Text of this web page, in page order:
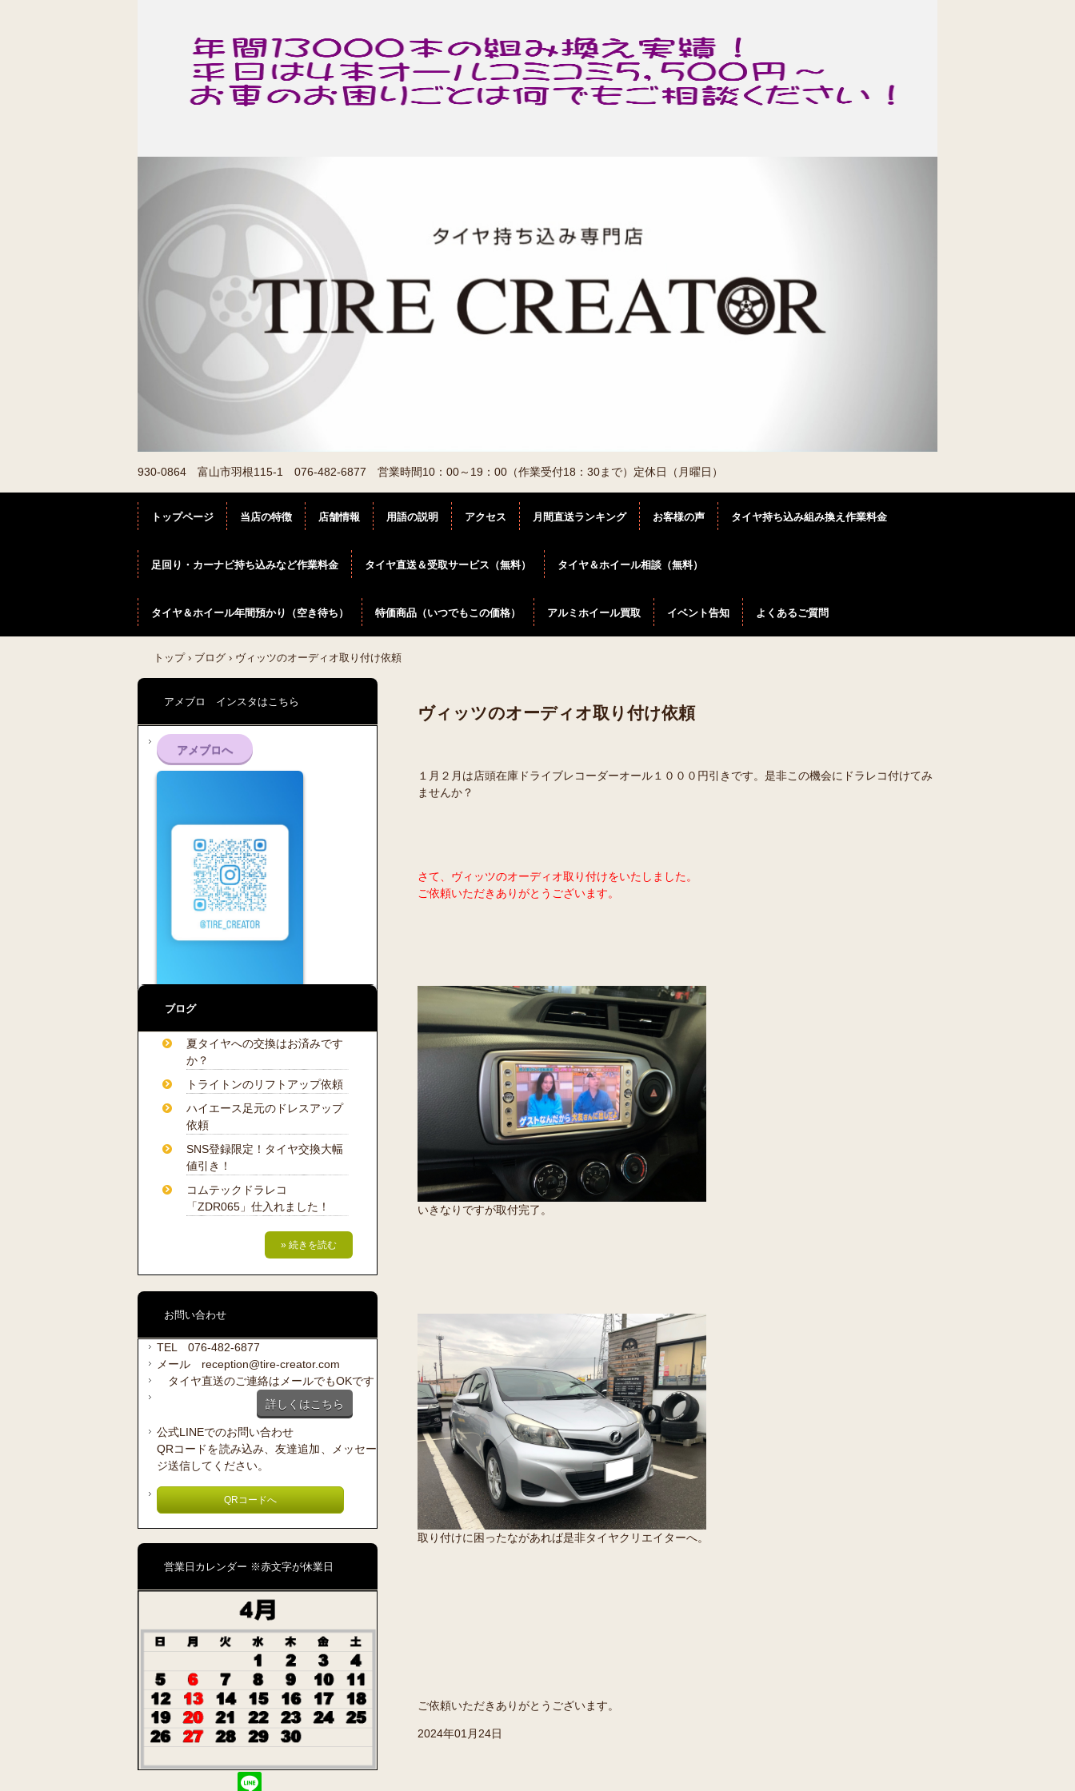
930-0864 富山市羽根115-1 076-482-6877 営業時間10：00～19：00（作業受付18：30まで）定休日（月曜日）
トップページ 当店の特徴 店舗情報 用語の説明 アクセス 月間直送ランキング お客様の声 タイヤ持ち込み組み換え作業料金
足回り・カーナビ持ち込みなど作業料金 タイヤ直送＆受取サービス（無料） タイヤ＆ホイール相談（無料）
タイヤ＆ホイール年間預かり（空き待ち） 特価商品（いつでもこの価格） アルミホイール買取 イベント告知 よくあるご質問
トップ › ブログ › ヴィッツのオーディオ取り付け依頼
ヴィッツのオーディオ取り付け依頼
１月２月は店頭在庫ドライブレコーダーオール１０００円引きです。是非この機会にドラレコ付けてみ
ませんか？
さて、ヴィッツのオーディオ取り付けをいたしました。
ご依頼いただきありがとうございます。
いきなりですが取付完了。
取り付けに困ったながあれば是非タイヤクリエイターへ。
ご依頼いただきありがとうございます。
2024年01月24日
アメブロ インスタはこちら
アメブロへ
ブログ
夏タイヤへの交換はお済みです
か？
トライトンのリフトアップ依頼
ハイエース足元のドレスアップ
依頼
SNS登録限定！タイヤ交換大幅
値引き！
コムテックドラレコ
「ZDR065」仕入れました！
» 続きを読む
お問い合わせ
TEL 076-482-6877
メール reception@tire-creator.com
タイヤ直送のご連絡はメールでもOKです
詳しくはこちら
公式LINEでのお問い合わせ
QRコードを読み込み、友達追加、メッセー
ジ送信してください。
QRコードへ
営業日カレンダー ※赤文字が休業日